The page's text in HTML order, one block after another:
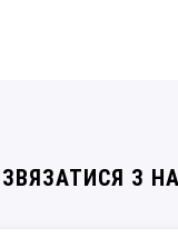
ЗВЯЗАТИСЯ З